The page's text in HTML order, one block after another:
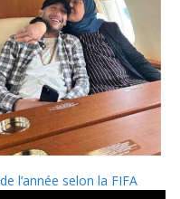
l’année selon la FIFA